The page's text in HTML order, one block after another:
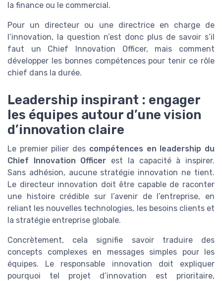
la finance ou le commercial.
Pour un directeur ou une directrice en charge de
l’innovation, la question n’est donc plus de savoir s’il
faut un Chief Innovation Officer, mais comment
développer les bonnes compétences pour tenir ce rôle
chief dans la durée.
Leadership inspirant : engager
les équipes autour d’une vision
d’innovation claire
Le premier pilier des compétences en leadership du
Chief Innovation Officer est la capacité à inspirer.
Sans adhésion, aucune stratégie innovation ne tient.
Le directeur innovation doit être capable de raconter
une histoire crédible sur l’avenir de l’entreprise, en
reliant les nouvelles technologies, les besoins clients et
la stratégie entreprise globale.
Concrètement, cela signifie savoir traduire des
concepts complexes en messages simples pour les
équipes. Le responsable innovation doit expliquer
pourquoi tel projet d’innovation est prioritaire,